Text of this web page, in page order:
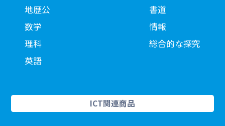
地歴公
数学
理科
英語
書道
情報
総合的な探究
ICT関連商品